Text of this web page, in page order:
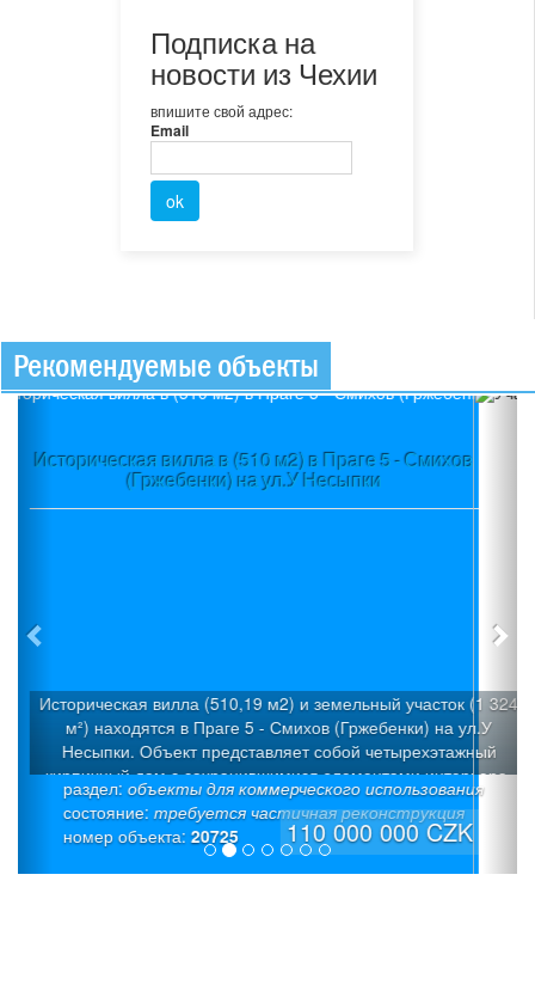
Подписка на
новости из Чехии
впишите свой адрес:
Email
Рекомендуемые объекты
Участок (3580 м2) в пос.Вшеноры (Прага-запад) +
Проект + Строительное разрешение
раздел:строительные участки
состояние:
номер объекта:20709
Участок с уклоном (3580 м2), который можно разделить
огороженных участка под застройку с общей
дорогой, расположен в пос.Вшеноры (Прага-запад).
готовый проект трех современных вилл «Панорама
с Разрешением на строительство 3 семейных домов:
«Х» (6/7+1): Площадь участка - 1026 м², полезная
242,1 м², площадь застройки: -187,3 м² (коэффициент
застройки 18,2%). Просторный дом со встроенным
19 900 000 CZK
Previous